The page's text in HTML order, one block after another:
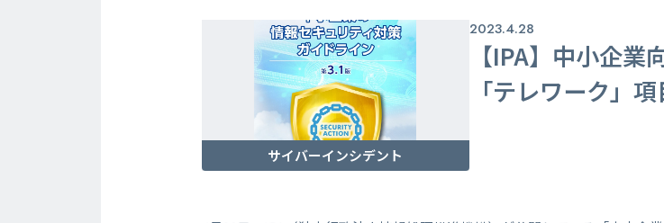
サイバーインシデント
2023.4.28
【IPA】中小企
「テレワーク」